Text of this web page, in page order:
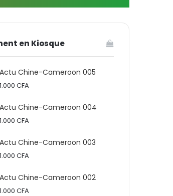
en Kiosque
Actu Chine-Cameroon 005
1.000CFA
Actu Chine-Cameroon 004
1.000CFA
Actu Chine-Cameroon 003
1.000CFA
Actu Chine-Cameroon 002
1.000CFA